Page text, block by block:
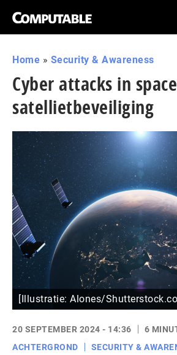
Home » Security & Awareness
Cyber attacks in
satellietbeveiliging
[Illustratie: Alones/
20 SEPTEMBER 2024 - 14:36
6
ACHTERGROND
SECURITY &